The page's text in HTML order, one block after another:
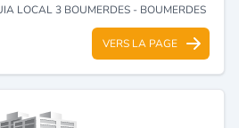
LOCAL 3 BOUMERDES - BOUMERDES
VERS LA PAGE